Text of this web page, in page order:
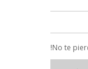
!No te